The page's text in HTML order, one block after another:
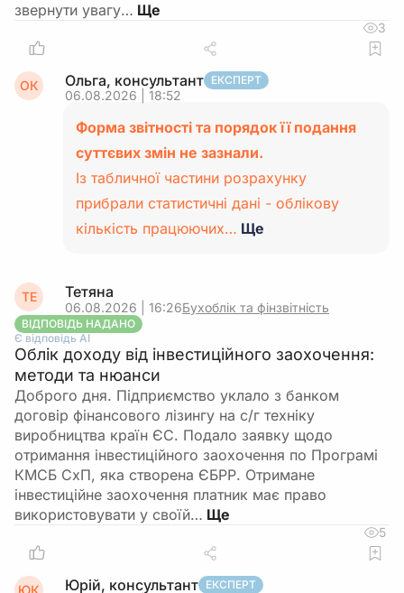
звернути увагу…
3
ОК Ольга, консультант ЕКСПЕРТ
06.08.2026 | 18:52
Форма звітності та порядок її подання
суттєвих змін не зазнали.
Із табличної частини розрахунку
прибрали статистичні дані - облікову
кількість працюючих… Ще
ТЕ Тетяна
06.08.2026 | 16:26Бухоблік та фінзвітність
ВІДПОВІДЬ НАДАНО
Є відповідь АІ
Облік доходу від інвестиційного заохочення:
методи та нюанси
Доброго дня. Підприємство уклало з банком
договір фінансового лізингу на с/г техніку
виробництва країн ЄС. Подало заявку щодо
отримання інвестиційного заохочення по Програмі
КМСБ СхП, яка створена ЄБРР. Отримане
інвестиційне заохочення платник має право
використовувати у своїй…
5
ЮК Юрій, консультант ЕКСПЕРТ